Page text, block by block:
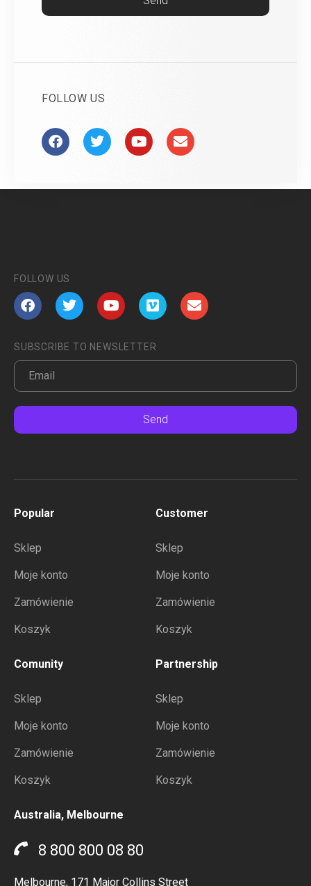
FOLLOW US
FOLLOW US
SUBSCRIBE TO NEWSLETTER
Send
Popular
Sklep
Moje konto
Zamówienie
Koszyk
Customer
Sklep
Moje konto
Zamówienie
Koszyk
Comunity
Sklep
Moje konto
Zamówienie
Koszyk
Partnership
Sklep
Moje konto
Zamówienie
Koszyk
Australia, Melbourne
8 800 800 08 80
Melbourne, 171 Major Collins Street